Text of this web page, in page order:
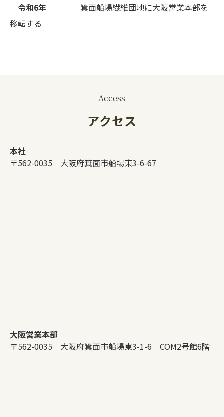
令和6年 箕面船場繊維団地に大阪営業本部を
移転する
Access
アクセス
本社
〒562-0035 大阪府箕面市船場東3-6-67
大阪営業本部
〒562-0035 大阪府箕面市船場東3-1-6 COM2号館6階